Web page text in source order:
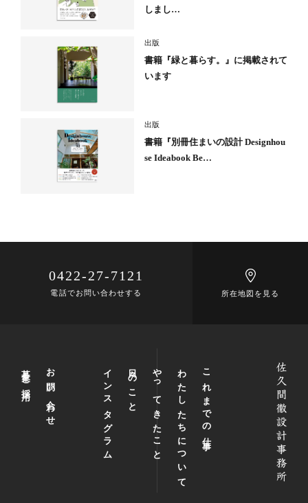
しまし…
出版
書籍『緑と暮らす。』に掲載されて
います
出版
書籍『別冊住まいの設計 Designhou
se Ideabook Be…
これまでの仕事
わたしたちについて
やってきたこと
日々のこと
インスタグラム
お問い合わせ
募集と採用
0422-27-7121
電話でお問い合わせする 所在地図を見る